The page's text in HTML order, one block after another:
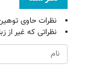
نظرات حاوی
نظراتی که غیر از